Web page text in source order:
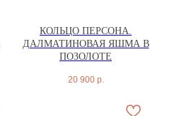
КОЛЬЦО ПЕРСОНА.
ДАЛМАТИНОВАЯ ЯШМА В
ПОЗОЛОТЕ
20 900 р.